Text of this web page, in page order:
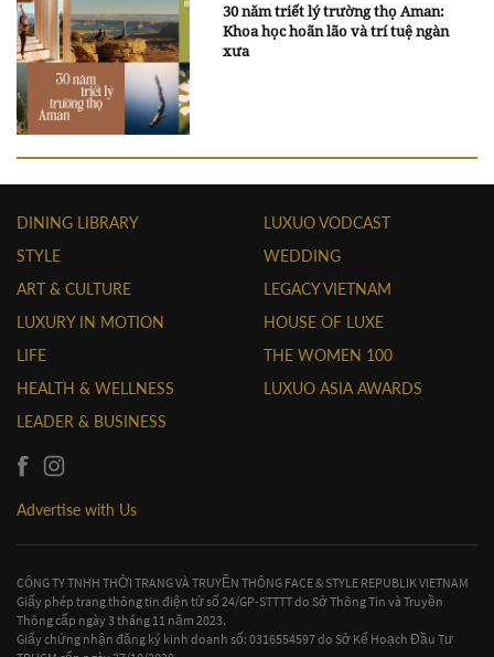
30 năm triết lý trường thọ Aman:
Khoa học hoãn lão và trí tuệ ngàn
xưa
DINING LIBRARY
STYLE
ART & CULTURE
LUXURY IN MOTION
LIFE
HEALTH & WELLNESS
LEADER & BUSINESS
LUXUO VODCAST
WEDDING
LEGACY VIETNAM
HOUSE OF LUXE
THE WOMEN 100
LUXUO ASIA AWARDS
Advertise with Us
CÔNG TY TNHH THỜI TRANG VÀ TRUYỀN THÔNG FACE & STYLE REPUBLIK VIETNAM
Giấy phép trang thông tin điện tử số 24/GP-STTTT do Sở Thông Tin và Truyền
Thông cấp ngày 3 tháng 11 năm 2023.
Giấy chứng nhận đăng ký kinh doanh số: 0316554597 do Sở Kế Hoạch Đầu Tư